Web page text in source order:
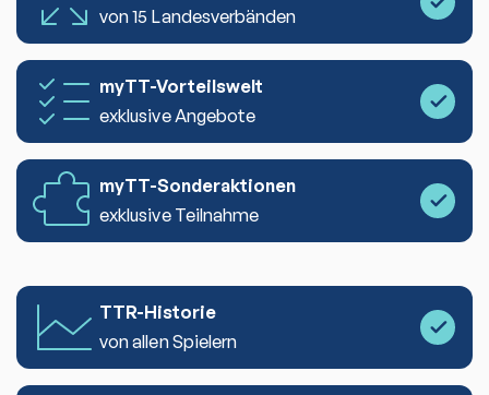
von 15 Landesverbänden
myTT-Vorteilswelt
exklusive Angebote
myTT-Sonderaktionen
exklusive Teilnahme
TTR-Historie
von allen Spielern